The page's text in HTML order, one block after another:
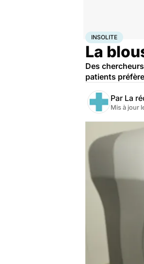
AccueilSantéInsolite
INSOLITE
La
Des
patients
Par La
Mis à jour